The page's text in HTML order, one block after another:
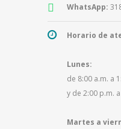
WhatsApp:
Horario de
Lunes:
de 8:00 a.m. a
y de 2:00 p.m.
Martes a